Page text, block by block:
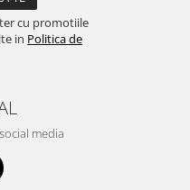
cu promotiile
in Politica de
media